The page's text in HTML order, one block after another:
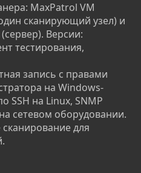
MaxPatrol VM
сканирующий узел) и
Версии:
тестирования,
запись с правами
на Windows-
SSH на Linux, SNMP
сетевом оборудовании.
для